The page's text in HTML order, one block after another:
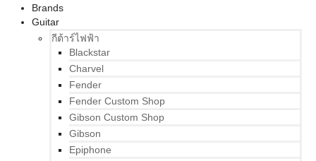
Brands
Guitar
กีต้าร์ไฟฟ้า
Blackstar
Charvel
Fender
Fender Custom Shop
Gibson Custom Shop
Gibson
Epiphone